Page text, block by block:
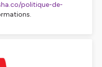
politique-de-